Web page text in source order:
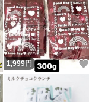
いいね！
1,999円